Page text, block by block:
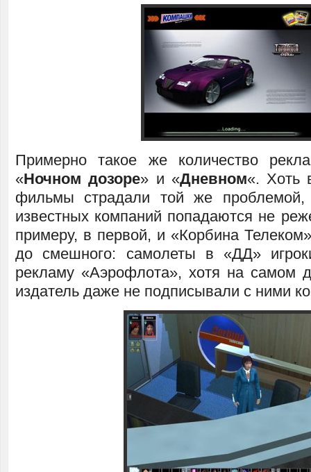
Примерно такое же количество
«Ночном дозоре» и «Дневном«. Хоть
фильмы страдали той же проблемой,
известных компаний попадаются не
примеру, в первой, и «Корбина
до смешного: самолеты в «ДД»
рекламу «Аэрофлота», хотя на самом
издатель даже не подписывали с ними